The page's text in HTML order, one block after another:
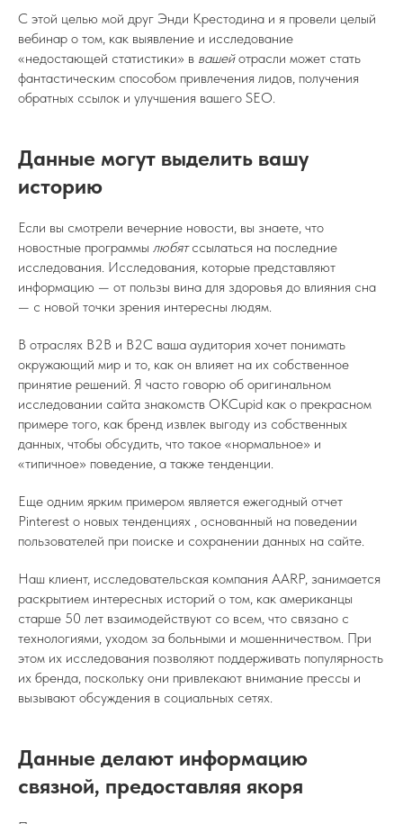
С этой целью мой друг Энди Крестодина и я провели целый
вебинар о том, как выявление и исследование
«недостающей статистики» в вашейотрасли может стать
фантастическим способом привлечения лидов, получения
обратных ссылок и улучшения вашего SEO.
Данные могут выделить вашу
историю
Если вы смотрели вечерние новости, вы знаете, что
новостные программы любятссылаться на последние
исследования. Исследования, которые представляют
информацию — от пользы вина для здоровья до влияния сна
— с новой точки зрения интересны людям.
В отраслях B2B и B2C ваша аудитория хочет понимать
окружающий мир и то, как он влияет на их собственное
принятие решений. Я часто говорю об оригинальном
исследовании сайта знакомств OKCupid как о прекрасном
примере того, как бренд извлек выгоду из собственных
данных, чтобы обсудить, что такое «нормальное» и
«типичное» поведение, а также тенденции.
Еще одним ярким примером является ежегодный отчет
Pinterest о новых тенденциях , основанный на поведении
пользователей при поиске и сохранении данных на сайте.
Наш клиент, исследовательская компания AARP, занимается
раскрытием интересных историй о том, как американцы
старше 50 лет взаимодействуют со всем, что связано с
технологиями, уходом за больными и мошенничеством. При
этом их исследования позволяют поддерживать популярность
их бренда, поскольку они привлекают внимание прессы и
вызывают обсуждения в социальных сетях.
Данные делают информацию
связной, предоставляя якоря